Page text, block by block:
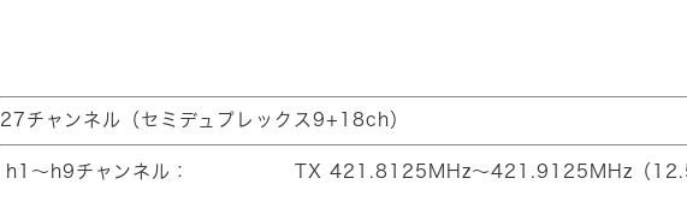
27チャンネル（セミデュプレックス9+18ch）
h1～h9チャンネル： TX 421.8125MHz～421.9125MHz（